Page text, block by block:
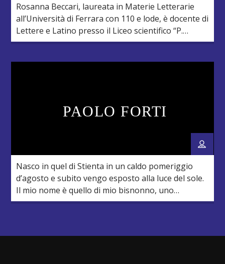
Rosanna Beccari, laureata in Materie Letterarie
all’Università di Ferrara con 110 e lode, è docente di
Lettere e Latino presso il Liceo scientifico “P.
Paleocapa” di Rovigo, dove nel corso degli anni ha
PAOLO FORTI
Nasco in quel di Stienta in un caldo pomeriggio
d’agosto e subito vengo esposto alla luce del sole.
Il mio nome è quello di mio bisnonno, uno
scariolante che portava due vistosi baffi ed amava
trasmessa dalla radio, e si […]